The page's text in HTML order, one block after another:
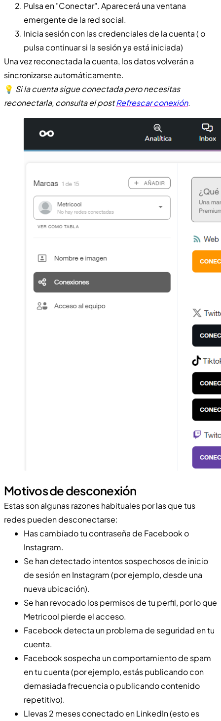
Pulsa en "Conectar". Aparecerá una ventana
emergente de la red social.
Inicia sesión con las credenciales de la cuenta ( o
pulsa continuar si la sesión ya está iniciada)
Una vez reconectada la cuenta, los datos volverán a
sincronizarse automáticamente.
💡 Si la cuenta sigue conectada pero necesitas
reconectarla, consulta el postRefrescar conexión.
Motivos de desconexión
Estas son algunas razones habituales por las que tus
redes pueden desconectarse:
Has cambiado tu contraseña de Facebook o
Instagram.
Se han detectado intentos sospechosos de inicio
de sesión en Instagram (por ejemplo, desde una
nueva ubicación).
Se han revocado los permisos de tu perfil, por lo que
Metricool pierde el acceso.
Facebook detecta un problema de seguridad en tu
cuenta.
Facebook sospecha un comportamiento de spam
en tu cuenta (por ejemplo, estás publicando con
demasiada frecuencia o publicando contenido
repetitivo).
Llevas 2 meses conectado en LinkedIn (esto es